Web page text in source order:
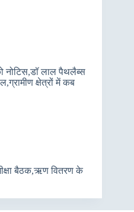
नोटिस,डॉ लाल पैथलैब्स
क्षेत्रों में कब
बैठक,ऋण वितरण के